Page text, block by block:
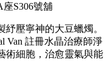
S306號舖
壓寧神的大豆蠟燭。
Van 註冊水晶治療師淨
術細胞，治愈靈氣與能